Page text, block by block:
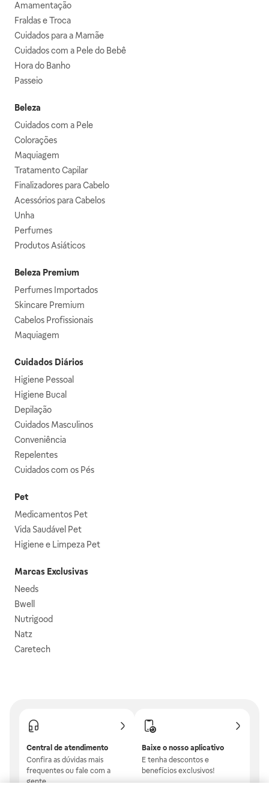
Amamentação
Fraldas e Troca
Cuidados para a Mamãe
Cuidados com a Pele do Bebê
Hora do Banho
Passeio
Beleza
Cuidados com a Pele
Colorações
Maquiagem
Tratamento Capilar
Finalizadores para Cabelo
Acessórios para Cabelos
Unha
Perfumes
Produtos Asiáticos
Beleza Premium
Perfumes Importados
Skincare Premium
Cabelos Profissionais
Maquiagem
Cuidados Diários
Higiene Pessoal
Higiene Bucal
Depilação
Cuidados Masculinos
Conveniência
Repelentes
Cuidados com os Pés
Pet
Medicamentos Pet
Vida Saudável Pet
Higiene e Limpeza Pet
Marcas Exclusivas
Needs
Bwell
Nutrigood
Natz
Caretech
Central de atendimento
Confira as dúvidas mais
frequentes ou fale com a
gente.
Baixe o nosso aplicativo
E tenha descontos e
benefícios exclusivos!